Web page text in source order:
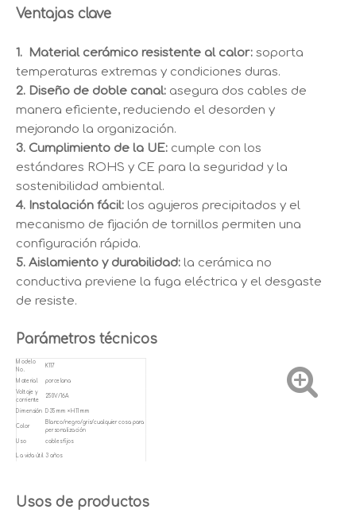
Ventajas clave
1. Material cerámico resistente al calor: soporta
temperaturas extremas y condiciones duras.
2. Diseño de doble canal: asegura dos cables de
manera eficiente, reduciendo el desorden y
mejorando la organización.
3. Cumplimiento de la UE: cumple con los
estándares ROHS y CE para la seguridad y la
sostenibilidad ambiental.
4. Instalación fácil: los agujeros precipitados y el
mecanismo de fijación de tornillos permiten una
configuración rápida.
5. Aislamiento y durabilidad: la cerámica no
conductiva previene la fuga eléctrica y el desgaste
de resiste.
Parámetros técnicos
Modelo
No.
K117
Material porcelana
Voltaje y
corriente
250V/16A
Dimensión D35 mm × H11 mm
Color
Blanco/negro/gris/cualquier cosa para
personalización
Uso
cables fijos
La vida útil 3 años
Usos de productos